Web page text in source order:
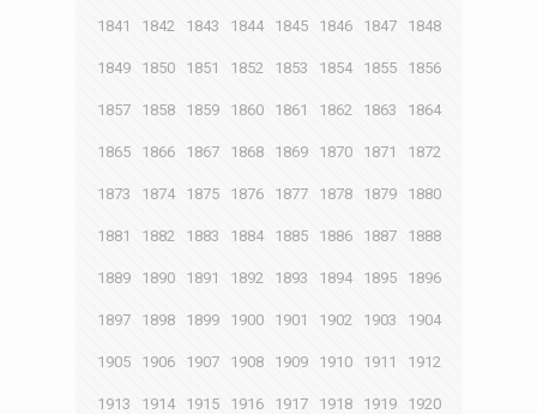
1841 1842 1843 1844 1845 1846 1847 1848
1849 1850 1851 1852 1853 1854 1855 1856
1857 1858 1859 1860 1861 1862 1863 1864
1865 1866 1867 1868 1869 1870 1871 1872
1873 1874 1875 1876 1877 1878 1879 1880
1881 1882 1883 1884 1885 1886 1887 1888
1889 1890 1891 1892 1893 1894 1895 1896
1897 1898 1899 1900 1901 1902 1903 1904
1905 1906 1907 1908 1909 1910 1911 1912
1913 1914 1915 1916 1917 1918 1919 1920